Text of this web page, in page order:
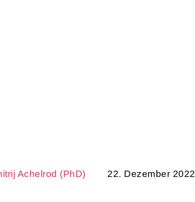
Achelrod (PhD) 22. Dezember 2022